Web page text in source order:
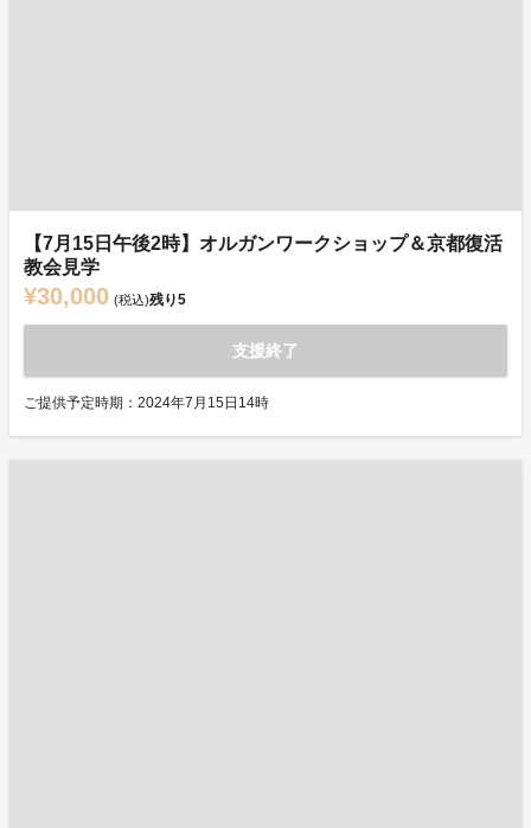
【7月15日午後2時】オルガンワークショップ＆京都復活
教会見学
¥30,000 (税込)残り5
支援終了
ご提供予定時期：2024年7月15日14時